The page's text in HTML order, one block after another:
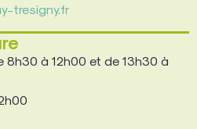
tresigny.fr
8h30 à 12h00 et de 13h30 à